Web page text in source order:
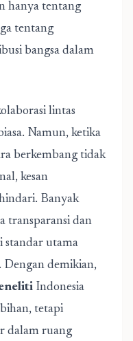
hanya tentang
tentang
bangsa dalam
lintas
Namun, ketika
berkembang tidak
kesan
Banyak
transparansi dan
standar utama
Dengan demikian,
Indonesia
tetapi
dalam ruang